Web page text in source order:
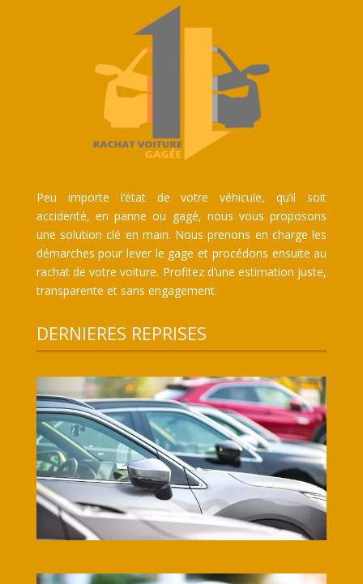
Peu importe l’état de votre véhicule, qu’il soit
accidenté, en panne ou gagé, nous vous proposons
une solution clé en main. Nous prenons en charge les
démarches pour lever le gage et procédons ensuite au
rachat de votre voiture. Profitez d’une estimation juste,
transparente et sans engagement.
DERNIERES REPRISES